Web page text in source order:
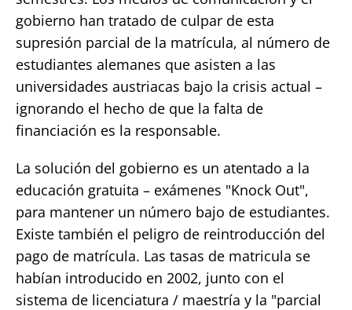
gobierno han tratado de culpar de esta
supresión parcial de la matrícula, al número de
estudiantes alemanes que asisten a las
universidades austriacas bajo la crisis actual –
ignorando el hecho de que la falta de
financiación es la responsable.
La solución del gobierno es un atentado a la
educación gratuita – exámenes "Knock Out",
para mantener un número bajo de estudiantes.
Existe también el peligro de reintroducción del
pago de matrícula. Las tasas de matricula se
habían introducido en 2002, junto con el
sistema de licenciatura / maestría y la "parcial